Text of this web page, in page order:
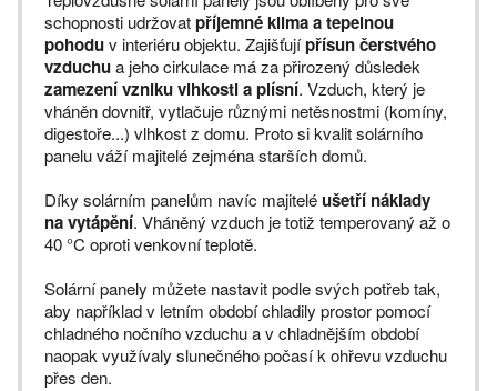
schopnosti udržovatpříjemné klima a tepelnou
pohoduv interiéru objektu. Zajišťujípřísun čerstvého
vzduchua jeho cirkulace má za přirozený důsledek
zamezení vzniku vlhkosti a plísní. Vzduch, který je
vháněn dovnitř, vytlačuje různými netěsnostmi (komíny,
digestoře...) vlhkost z domu. Proto si kvalit solárního
panelu váží majitelé zejména starších domů.
Díky solárním panelům navíc majiteléušetří náklady
na vytápění. Vháněný vzduch je totiž temperovaný až o
40 °C oproti venkovní teplotě.
Solární panely můžete nastavit podle svých potřeb tak,
aby například v letním období chladily prostor pomocí
chladného nočního vzduchu a v chladnějším období
naopak využívaly slunečného počasí k ohřevu vzduchu
přes den.